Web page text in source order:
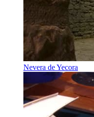
Nevera de Yecora